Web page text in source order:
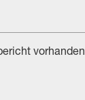
vorhanden